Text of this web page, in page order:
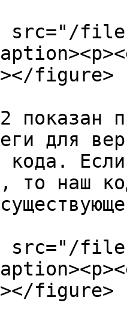
files/
figure>
для
кода.
то наш
files/
figure>